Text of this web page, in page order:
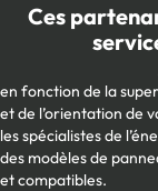
Ces
en fonction de la
et de l’orientation de
les spécialistes de
des modèles de
et compatibles.